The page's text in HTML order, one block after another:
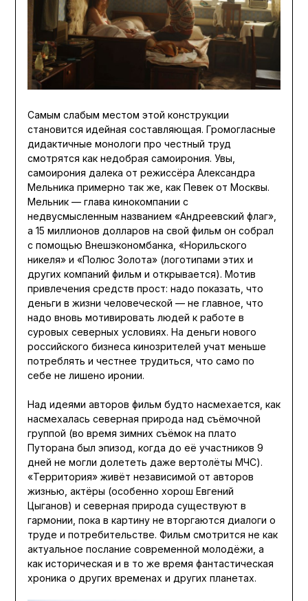
Самым слабым местом этой конструкции
становится идейная составляющая. Громогласные
дидактичные монологи про честный труд
смотрятся как недобрая самоирония. Увы,
самоирония далека от режиссёра Александра
Мельника примерно так же, как Певек от Москвы.
Мельник — глава кинокомпании с
недвусмысленным названием «Андреевский флаг»,
а 15 миллионов долларов на свой фильм он собрал
с помощью Внешэкономбанка, «Норильского
никеля» и «Полюс Золота» (логотипами этих и
других компаний фильм и открывается). Мотив
привлечения средств прост: надо показать, что
деньги в жизни человеческой — не главное, что
надо вновь мотивировать людей к работе в
суровых северных условиях. На деньги нового
российского бизнеса кинозрителей учат меньше
потреблять и честнее трудиться, что само по
себе не лишено иронии.
Над идеями авторов фильм будто насмехается, как
насмехалась северная природа над съёмочной
группой (во время зимних съёмок на плато
Путорана был эпизод, когда до её участников 9
дней не могли долететь даже вертолёты МЧС).
«Территория» живёт независимой от авторов
жизнью, актёры (особенно хорош Евгений
Цыганов) и северная природа существуют в
гармонии, пока в картину не вторгаются диалоги о
труде и потребительстве. Фильм смотрится не как
актуальное послание современной молодёжи, а
как историческая и в то же время фантастическая
хроника о других временах и других планетах.